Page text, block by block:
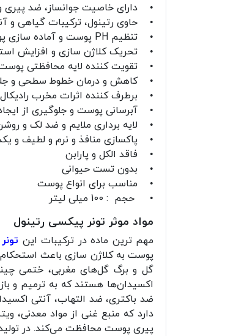
• دارای خاصیت جوانساز، ضد
• حاوی رتینول، ترکیبات گیاهی و
• تنظیم PH پوست و آماده سازی پوست برای جذب مواد مغذی، سرم‌ها و کرم‌ها
• تحریک کلاژن سازی و افزایش
• تقویت کننده لایه محافظتی
• کاهش و درمان خطوط سطحی و
• برطرف کننده اثرات مخرب
• آبرسانی پوست و جلوگیری از
• لایه برداری ملایم و ضد لک و
• پاکسازی منافذ و نرم و لطیف و
• فاقد الکل و پارابن
• بدون تست حیوانی
• مناسب برای انواع پوست
• حجم : 100 میلی لیتر
مواد موثر تونر پیکسی رتینول
مهم ترین ماده در ترکیبات این
پوست به کلاژن سازی باعث
گل و برگ گل‌های مغربی، ختمی
اکسیدان‌ها هستند که به ترمیم و
ضد باکتری، ضد التهاب، آنتی
دارد که منبع غنی از مواد
پیری پوست محافظت می‌کند. در